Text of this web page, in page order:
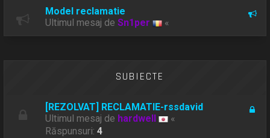
Model reclamatie
Ultimul mesaj deSn1per «
SUBIECTE
[REZOLVAT] RECLAMATIE-rssdavid
Ultimul mesaj de hardwell
«
Răspunsuri:4